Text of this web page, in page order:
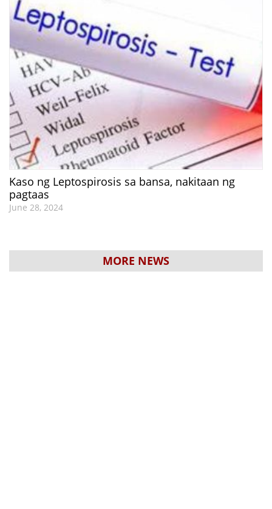
Kaso ng Leptospirosis sa bansa, nakitaan ng
pagtaas
June 28, 2024
MORE NEWS